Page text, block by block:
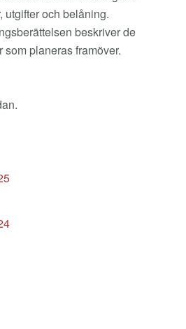
utgifter och belåning.
beskriver de
planeras framöver.